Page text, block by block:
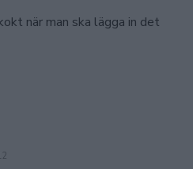
när man ska lägga in det